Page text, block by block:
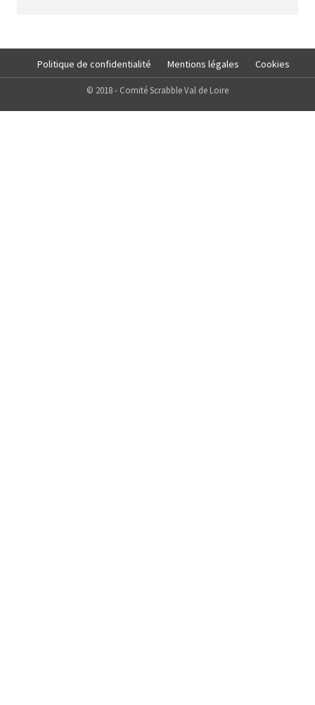
Politique de confidentialité Mentions légales Cookies
© 2018 - Comité Scrabble Val de Loire